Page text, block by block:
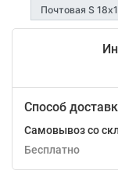
Способ
Самовывоз со
Бесплатно